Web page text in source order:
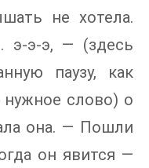
не хотела.
э-э-э, — (здесь
паузу, как
нужное слово) о
она. — Пошли
он явится —